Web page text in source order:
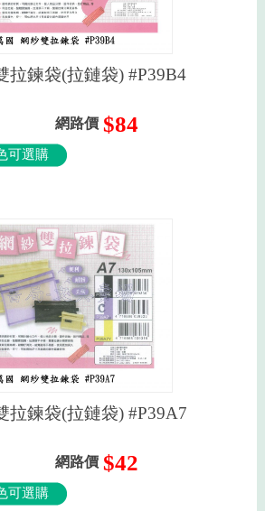
拉鍊袋(拉鏈袋) #P39B4
網路價 $84
可選購
拉鍊袋(拉鏈袋) #P39A7
網路價 $42
可選購